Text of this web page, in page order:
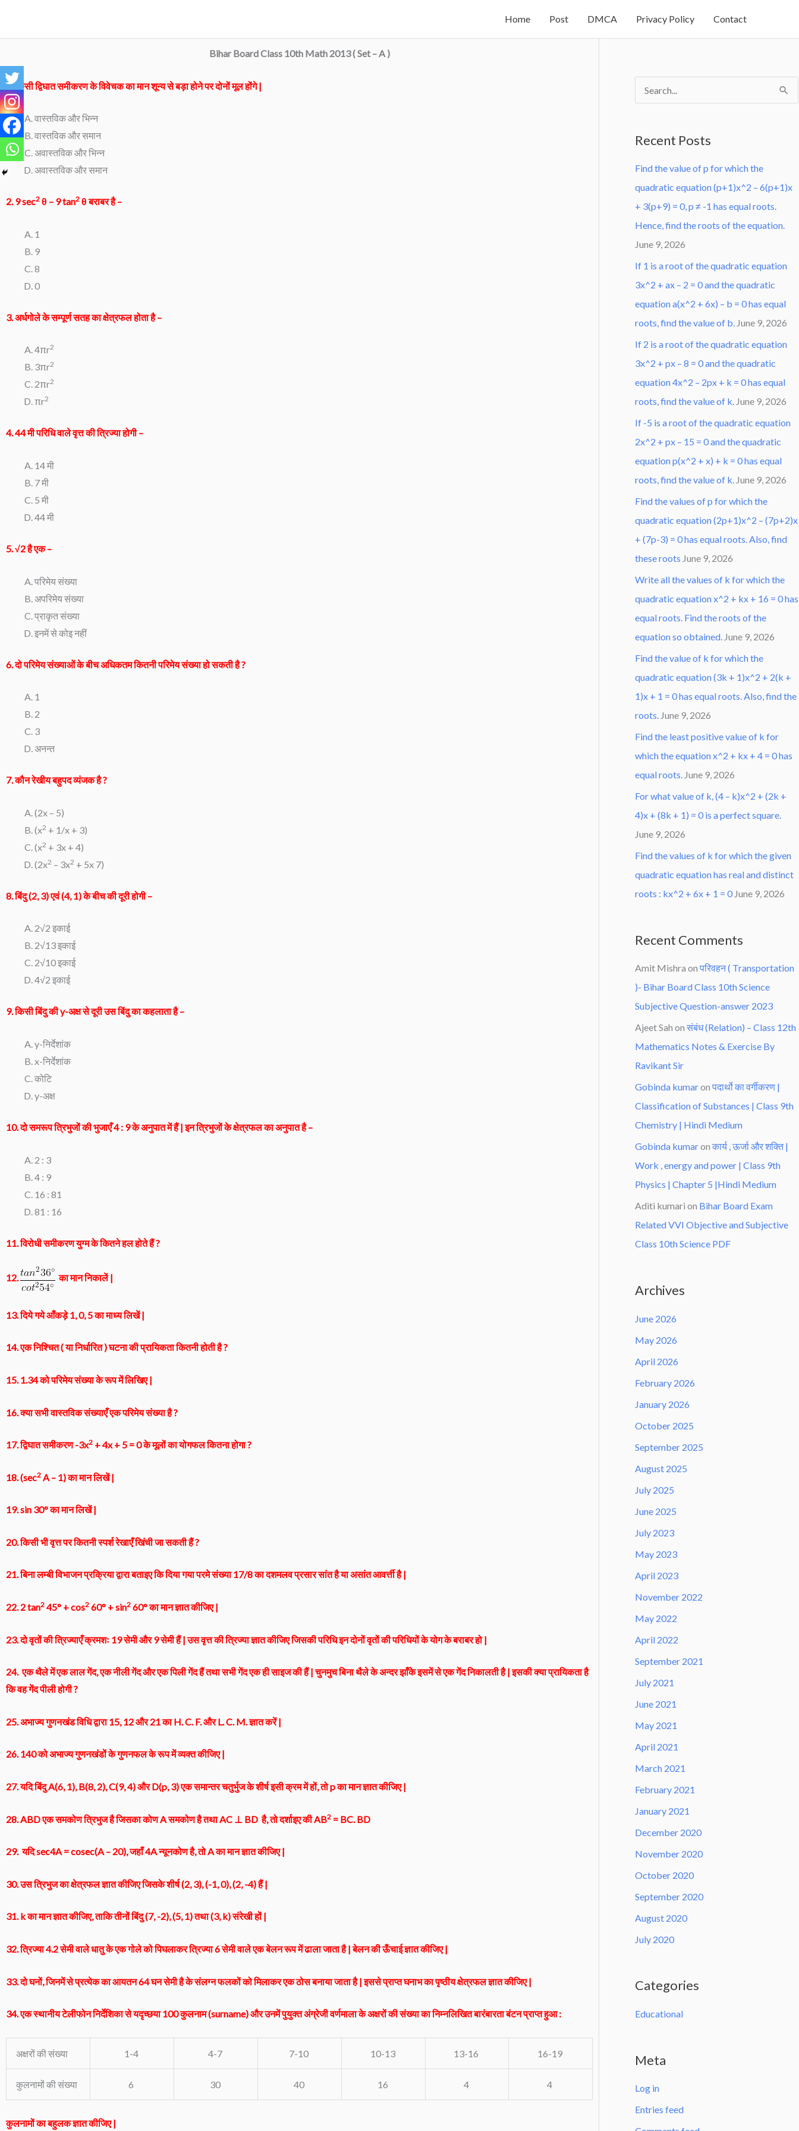
content
Home Post DMCA Privacy Policy Contact
Bihar Board Class 10th Math 2013 ( Set – A )
1. किसी द्विघात समीकरण के विवेचक का मान शून्य से बड़ा होने पर दोनों मूल होंगे |
वास्तविक और भिन्न
वास्तविक और समान
अवास्तविक और भिन्न
अवास्तविक और समान
2. 9 sec2 θ – 9 tan2 θ बराबर है –
1
9
8
0
3. अर्धगोले के सम्पूर्ण सतह का क्षेत्रफल होता है –
4πr2
3πr2
2πr2
πr2
4. 44 मी परिधि वाले वृत्त की त्रिज्या होगी –
14 मी
7 मी
5 मी
44 मी
5. √2 है एक –
परिमेय संख्या
अपरिमेय संख्या
प्राकृत संख्या
इनमें से कोइ नहीं
6. दो परिमेय संख्याओं के बीच अधिकतम कितनी परिमेय संख्या हो सकती है ?
1
2
3
अनन्त
7. कौन रेखीय बहुपद व्यंजक है ?
(2x – 5)
(x2 + 1/x + 3)
(x2 + 3x + 4)
(2x2 – 3x2 + 5x 7)
8. बिंदु (2, 3) एवं (4, 1) के बीच की दूरी होगी –
2√2 इकाई
2√13 इकाई
2√10 इकाई
4√2 इकाई
9. किसी बिंदु की y-अक्ष से दूरी उस बिंदु का कहलाता है –
y-निर्देशांक
x-निर्देशांक
कोटि
y-अक्ष
10. दो समरूप त्रिभुजों की भुजाएँ 4 : 9 के अनुपात में हैं | इन त्रिभुजों के क्षेत्रफल का अनुपात है –
2 : 3
4 : 9
16 : 81
81 : 16
11. विरोधी समीकरण युग्म के कितने हल होते हैं ?
12. का मान निकालें |
13. दिये गये आँकड़े 1, 0, 5 का माध्य लिखें |
14. एक निश्चित ( या निर्धारित ) घटना की प्रायिकता कितनी होती है ?
15. 1.34 को परिमेय संख्या के रूप में लिखिए |
16. क्या सभी वास्तविक संख्याएँ एक परिमेय संख्या है ?
17. द्विघात समीकरण -3x2 + 4x + 5 = 0 के मूलों का योगफल कितना होगा ?
18. (sec2 A – 1) का मान लिखें |
19. sin 30° का मान लिखें |
20. किसी भी वृत्त पर कितनी स्पर्श रेखाएँ खिंची जा सकती हैं ?
21. बिना लम्बी विभाजन प्रक्रिया द्वारा बताइए कि दिया गया परमे संख्या 17/8 का दशमलव प्रसार सांत है या असांत आवर्त्ती है |
22. 2 tan2 45° + cos2 60° + sin2 60° का मान ज्ञात कीजिए |
23. दो वृतों की त्रिज्याएँ क्रमशः 19 सेमी और 9 सेमी हैं | उस वृत्त की त्रिज्या ज्ञात कीजिए जिसकी परिधि इन दोनों वृतों की परिधियों के योग के बराबर हो |
24. एक थैले में एक लाल गेंद, एक नीली गेंद और एक पिली गेंद हैं तथा सभी गेंद एक ही साइज की हैं | चुनमुच बिना थैले के अन्दर झाँके इसमें से एक गेंद निकालती है | इसकी क्या प्रायिकता है
कि वह गेंद पीली होगी ?
25. अभाज्य गुणनखंड विधि द्वारा 15, 12 और 21 का H. C. F. और L. C. M. ज्ञात करें |
26. 140 को अभाज्य गुणनखंडों के गुणनफल के रूप में व्यक्त कीजिए |
27. यदि बिंदु A(6, 1), B(8, 2), C(9, 4) और D(p, 3) एक समान्तर चतुर्भुज के शीर्ष इसी क्रम में हों, तो p का मान ज्ञात कीजिए |
28. ABD एक समकोण त्रिभुज है जिसका कोण A समकोण है तथा AC ⊥ BD है, तो दर्शाइए की AB2 = BC. BD
29. यदि sec4A = cosec(A – 20), जहाँ 4A न्यूनकोण है, तो A का मान ज्ञात कीजिए |
30. उस त्रिभुज का क्षेत्रफल ज्ञात कीजिए जिसके शीर्ष (2, 3), (-1, 0), (2, -4) हैं |
31. k का मान ज्ञात कीजिए, ताकि तीनों बिंदु (7, -2), (5, 1) तथा (3, k) संरेखी हों |
32. त्रिज्या 4.2 सेमी वाले धातु के एक गोले को पिघलाकर त्रिज्या 6 सेमी वाले एक बेलन रूप में ढाला जाता है | बेलन की ऊँचाई ज्ञात कीजिए |
33. दो घनों, जिनमें से प्रत्येक का आयतन 64 घन सेमी है के संलग्न फलकों को मिलाकर एक ठोस बनाया जाता है | इससे प्राप्त घनाभ का पृष्ठीय क्षेत्रफल ज्ञात कीजिए |
34. एक स्थानीय टेलीफोन निर्देशिका से यदृच्छया 100 कुलनाम (surname) और उनमें पुयुक्त अंग्रेजी वर्णमाला के अक्षरों की संख्या का निम्नलिखित बारंबारता बंटन प्राप्त हुआ :
अक्षरों की संख्या 1-4 4-7 7-10 10-13 13-16 16-19
कुलनामों की संख्या 6 30 40 16 4 4
कुलनामों का बहुलक ज्ञात कीजिए |
c
h
f
o
r
:
Recent Posts
Find the value of p for which the
quadratic equation (p+1)x^2 – 6(p+1)x
+ 3(p+9) = 0, p ≠ -1 has equal roots.
Hence, find the roots of the equation.
June 9, 2026
If 1 is a root of the quadratic equation
3x^2 + ax – 2 = 0 and the quadratic
equation a(x^2 + 6x) – b = 0 has equal
roots, find the value of b. June 9, 2026
If 2 is a root of the quadratic equation
3x^2 + px – 8 = 0 and the quadratic
equation 4x^2 – 2px + k = 0 has equal
roots, find the value of k. June 9, 2026
If -5 is a root of the quadratic equation
2x^2 + px – 15 = 0 and the quadratic
equation p(x^2 + x) + k = 0 has equal
roots, find the value of k. June 9, 2026
Find the values of p for which the
quadratic equation (2p+1)x^2 – (7p+2)x
+ (7p-3) = 0 has equal roots. Also, find
these roots June 9, 2026
Write all the values of k for which the
quadratic equation x^2 + kx + 16 = 0 has
equal roots. Find the roots of the
equation so obtained. June 9, 2026
Find the value of k for which the
quadratic equation (3k + 1)x^2 + 2(k +
1)x + 1 = 0 has equal roots. Also, find the
roots. June 9, 2026
Find the least positive value of k for
which the equation x^2 + kx + 4 = 0 has
equal roots. June 9, 2026
For what value of k, (4 – k)x^2 + (2k +
4)x + (8k + 1) = 0 is a perfect square.
June 9, 2026
Find the values of k for which the given
quadratic equation has real and distinct
roots : kx^2 + 6x + 1 = 0 June 9, 2026
Recent Comments
Amit Mishra on परिवहन ( Transportation
)- Bihar Board Class 10th Science
Subjective Question-answer 2023
Ajeet Sah on संबंध (Relation) – Class 12th
Mathematics Notes & Exercise By
Ravikant Sir
Gobinda kumaron पदार्थो का वर्गीकरण |
Classification of Substances | Class 9th
Chemistry | Hindi Medium
Gobinda kumaron कार्य , ऊर्जा और शक्ति |
Work , energy and power | Class 9th
Physics | Chapter 5 |Hindi Medium
Aditi kumari on Bihar Board Exam
Related VVI Objective and Subjective
Class 10th Science PDF
Archives
June 2026
May 2026
April 2026
February 2026
January 2026
October 2025
September 2025
August 2025
July 2025
June 2025
July 2023
May 2023
April 2023
November 2022
May 2022
April 2022
September 2021
July 2021
June 2021
May 2021
April 2021
March 2021
February 2021
January 2021
December 2020
November 2020
October 2020
September 2020
August 2020
July 2020
Categories
Educational
Meta
Log in
Entries feed